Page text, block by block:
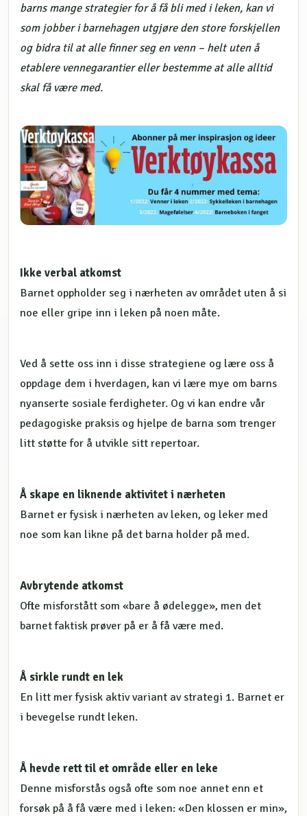
barns mange strategier for å få bli med i leken, kan vi
som jobber i barnehagen utgjøre den store forskjellen
og bidra til at alle finner seg en venn – helt uten å
etablere vennegarantier eller bestemme at alle alltid
skal få være med.
Ikke verbal atkomst
Barnet oppholder seg i nærheten av området uten å si
noe eller gripe inn i leken på noen måte.
Ved å sette oss inn i disse strategiene og lære oss å
oppdage dem i hverdagen, kan vi lære mye om barns
nyanserte sosiale ferdigheter. Og vi kan endre vår
pedagogiske praksis og hjelpe de barna som trenger
litt støtte for å utvikle sitt repertoar.
Å skape en liknende aktivitet i nærheten
Barnet er fysisk i nærheten av leken, og leker med
noe som kan likne på det barna holder på med.
Avbrytende atkomst
Ofte misforstått som «bare å ødelegge», men det
barnet faktisk prøver på er å få være med.
Å sirkle rundt en lek
En litt mer fysisk aktiv variant av strategi 1. Barnet er
i bevegelse rundt leken.
Å hevde rett til et område eller en leke
Denne misforstås også ofte som noe annet enn et
forsøk på å få være med i leken: «Den klossen er min»,